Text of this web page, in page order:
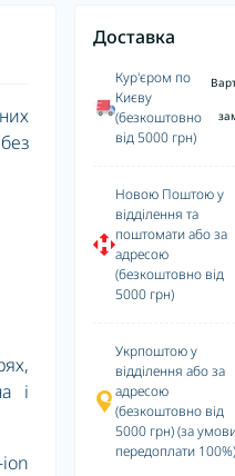
Доставка
Кур'єром по
Києву
(безкоштовно
від 5000 грн)
Новою Поштою у
відділення та
поштомати або за
адресою
(безкоштовно від
5000 грн)
Укрпоштою у
відділення або за
адресою
(безкоштовно від
5000 грн) (за
передоплати 100%)
і